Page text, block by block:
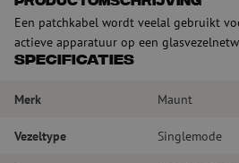
Een patchkabel wordt veelal gebruikt
actieve apparatuur op een
Specificaties
Merk Maunt
Vezeltype Singlemode